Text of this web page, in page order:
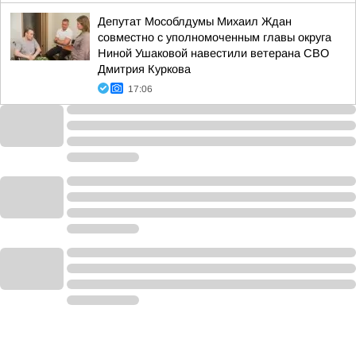
Депутат Мособлдумы Михаил Ждан
совместно с уполномоченным главы округа
Ниной Ушаковой навестили ветерана СВО
Дмитрия Куркова
17:06